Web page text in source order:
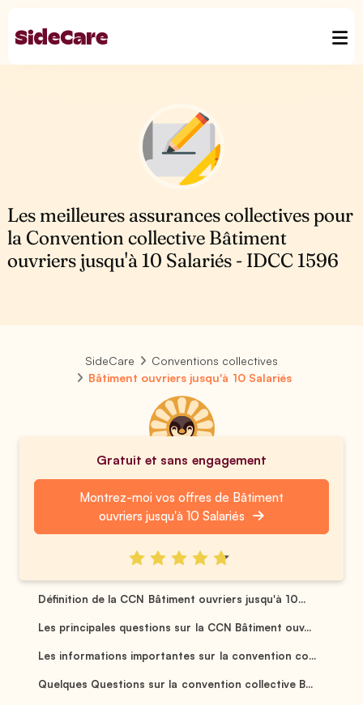
Les meilleures assurances collectives pour
la Convention collective Bâtiment
ouvriers jusqu'à 10 Salariés - IDCC 1596
SideCare
Conventions collectives
Bâtiment ouvriers jusqu'à 10 Salariés
Gratuit et sans engagement
Montrez-moi vos offres de Bâtiment
ouvriers jusqu'à 10 Salariés
Définition de la CCN Bâtiment ouvriers jusqu'à 10...
Les principales questions sur la CCN Bâtiment ouv...
Les informations importantes sur la convention co...
Quelques Questions sur la convention collective B...